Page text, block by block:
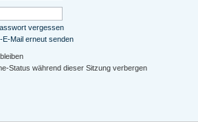
vergessen
E-Mail erneut senden
Status während dieser Sitzung verbergen